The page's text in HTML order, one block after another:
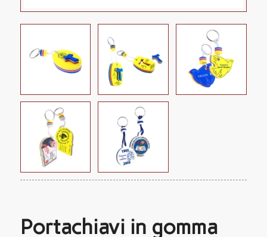
Portachiavi in gomma